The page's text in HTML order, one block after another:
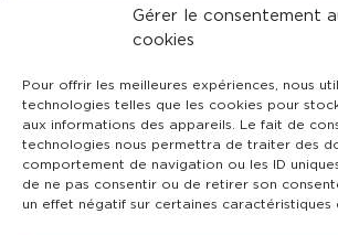
Gérer le consentement
cookies
Pour offrir les meilleures expériences, nous
technologies telles que les cookies pour
aux informations des appareils. Le fait de
technologies nous permettra de traiter des
comportement de navigation ou les ID
de ne pas consentir ou de retirer son
un effet négatif sur certaines caractéristiques
TÉLÉCHARGEZ
L’APPLICATION
SUIVEZ-NOUS !